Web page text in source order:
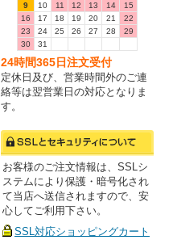
9
10 11 12 13 14
15
16
17 18 19 20 21
22
23
24 25 26 27 28
29
30
31
24時間365日注文受付
定休日及び、営業時間外のご連
絡等は翌営業日の対応となりま
す。
お客様のご注文情報は、SSLシ
ステムにより保護・暗号化され
て当店へ送信されますので、安
心してご利用下さい。
SSL対応ショッピングカート